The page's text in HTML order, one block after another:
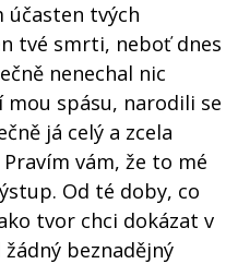
účasten tvých
tvé smrti, neboť dnes
nenechal nic
spásu, narodili se
já celý a zcela
vám, že to mé
Od té doby, co
tvor chci dokázat v
beznadějný